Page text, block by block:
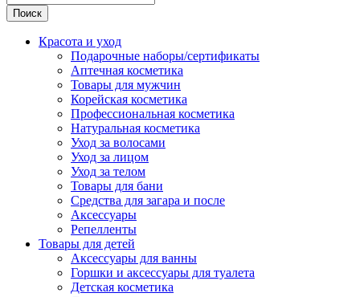
Поиск
Красота и уход
Подарочные наборы/сертификаты
Аптечная косметика
Товары для мужчин
Корейская косметика
Профессиональная косметика
Натуральная косметика
Уход за волосами
Уход за лицом
Уход за телом
Товары для бани
Средства для загара и после
Аксессуары
Репелленты
Товары для детей
Аксессуары для ванны
Горшки и аксессуары для туалета
Детская косметика